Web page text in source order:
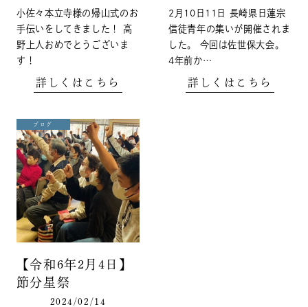
小佐々本立寺様の帰山式のお
手伝いをしてきました！ 高
野上人おめでとうございま
す！
詳しくはこちら
2月10日11日 長崎県日蓮宗
信徒青年の集いが開催されま
した。 今回は佐世保大会。
4年前か…
詳しくはこちら
ブログ
【令和6年2月4日】
節分星祭
2024/02/14